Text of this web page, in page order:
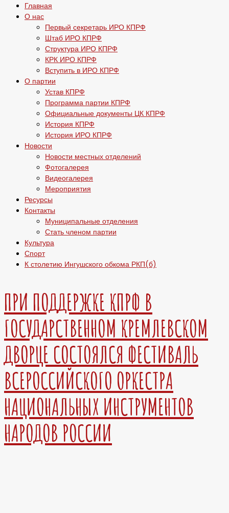
Главная
О нас
Первый секретарь ИРО КПРФ
Штаб ИРО КПРФ
Структура ИРО КПРФ
КРК ИРО КПРФ
Вступить в ИРО КПРФ
О партии
Устав КПРФ
Программа партии КПРФ
Официальные документы ЦК КПРФ
История КПРФ
История ИРО КПРФ
Новости
Новости местных отделений
Фотогалерея
Видеогалерея
Мероприятия
Ресурсы
Контакты
Муниципальные отделения
Стать членом партии
Культура
Спорт
К столетию Ингушского обкома РКП(б)
ПРИ ПОДДЕРЖКЕ КПРФ В
ГОСУДАРСТВЕННОМ КРЕМЛЕВСКОМ
ДВОРЦЕ СОСТОЯЛСЯ ФЕСТИВАЛЬ
ВСЕРОССИЙСКОГО ОРКЕСТРА
НАЦИОНАЛЬНЫХ ИНСТРУМЕНТОВ
НАРОДОВ РОССИИ